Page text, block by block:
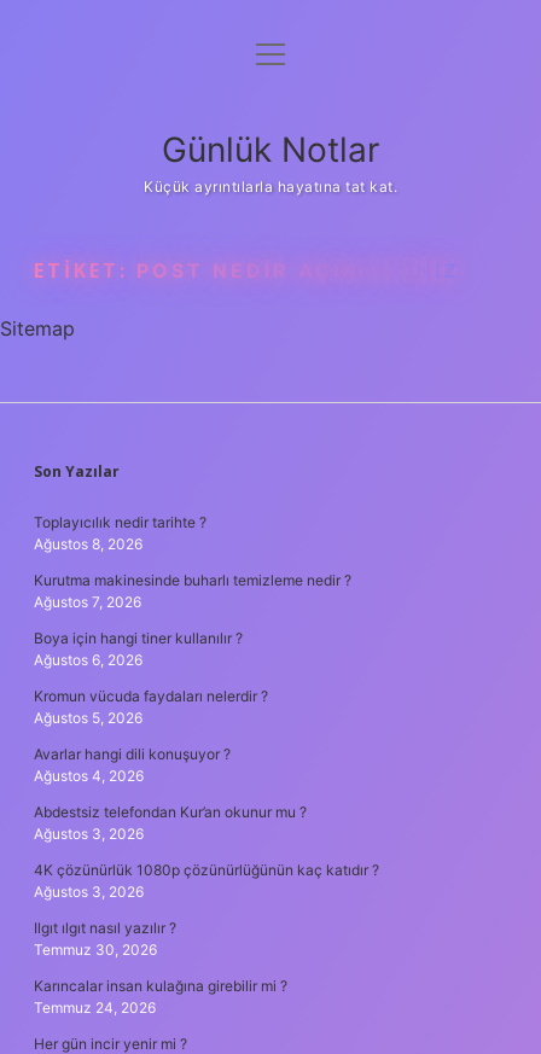
Anasayfa
Yasal Uyarı
menüyü
Günlük Notlar
Küçük ayrıntılarla hayatına tat kat.
ETIKET: POST NEDIR AÇIKLAYINIZ
Sitemap
SIDEBAR
Son Yazılar
Toplayıcılık nedir tarihte ?
Ağustos 8, 2026
Kurutma makinesinde buharlı temizleme nedir ?
Ağustos 7, 2026
Boya için hangi tiner kullanılır ?
Ağustos 6, 2026
Kromun vücuda faydaları nelerdir ?
Ağustos 5, 2026
Avarlar hangi dili konuşuyor ?
Ağustos 4, 2026
Abdestsiz telefondan Kur’an okunur mu ?
Ağustos 3, 2026
4K çözünürlük 1080p çözünürlüğünün kaç katıdır ?
Ağustos 3, 2026
Ilgıt ılgıt nasıl yazılır ?
Temmuz 30, 2026
Karıncalar insan kulağına girebilir mi ?
Temmuz 24, 2026
Her gün incir yenir mi ?